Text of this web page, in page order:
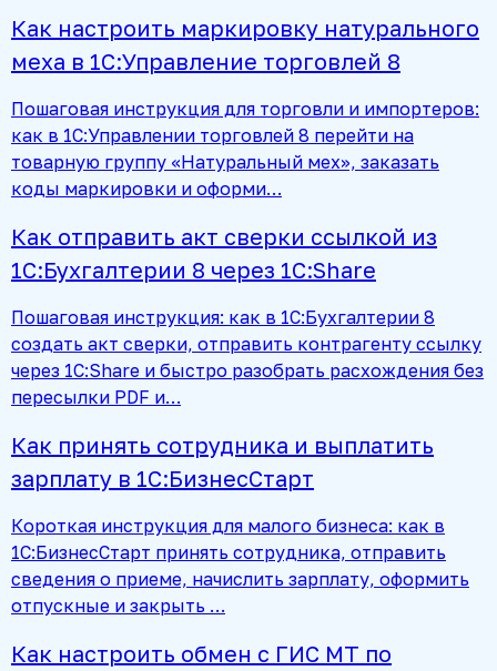
Как настроить маркировку натурального
меха в 1С:Управление торговлей 8
Пошаговая инструкция для торговли и импортеров:
как в 1С:Управлении торговлей 8 перейти на
товарную группу «Натуральный мех», заказать
коды маркировки и оформи…
Как отправить акт сверки ссылкой из
1С:Бухгалтерии 8 через 1С:Share
Пошаговая инструкция: как в 1С:Бухгалтерии 8
создать акт сверки, отправить контрагенту ссылку
через 1С:Share и быстро разобрать расхождения без
пересылки PDF и…
Как принять сотрудника и выплатить
зарплату в 1С:БизнесСтарт
Короткая инструкция для малого бизнеса: как в
1С:БизнесСтарт принять сотрудника, отправить
сведения о приеме, начислить зарплату, оформить
отпускные и закрыть …
Как настроить обмен с ГИС МТ по